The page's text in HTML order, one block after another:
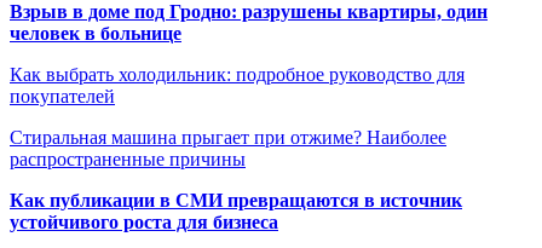
Взрыв в доме под Гродно: разрушены квартиры, один
человек в больнице
Как выбрать холодильник: подробное руководство для
покупателей
Стиральная машина прыгает при отжиме? Наиболее
распространенные причины
Как публикации в СМИ превращаются в источник
устойчивого роста для бизнеса